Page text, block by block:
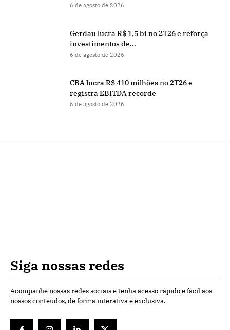
6 de agosto de 2026
Gerdau lucra R$ 1,5 bi no 2T26 e reforça
investimentos de...
6 de agosto de 2026
CBA lucra R$ 410 milhões no 2T26 e
registra EBITDA recorde
5 de agosto de 2026
Siga nossas redes
Acompanhe nossas redes sociais e tenha acesso rápido e fácil aos
nossos conteúdos, de forma interativa e exclusiva.